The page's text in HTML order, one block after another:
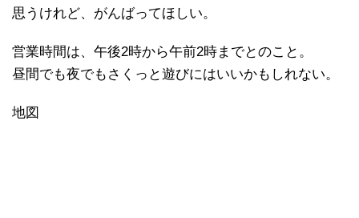
思うけれど、がんばってほしい。
営業時間は、午後2時から午前2時までとのこと。
昼間でも夜でもさくっと遊びにはいいかもしれない。
地図